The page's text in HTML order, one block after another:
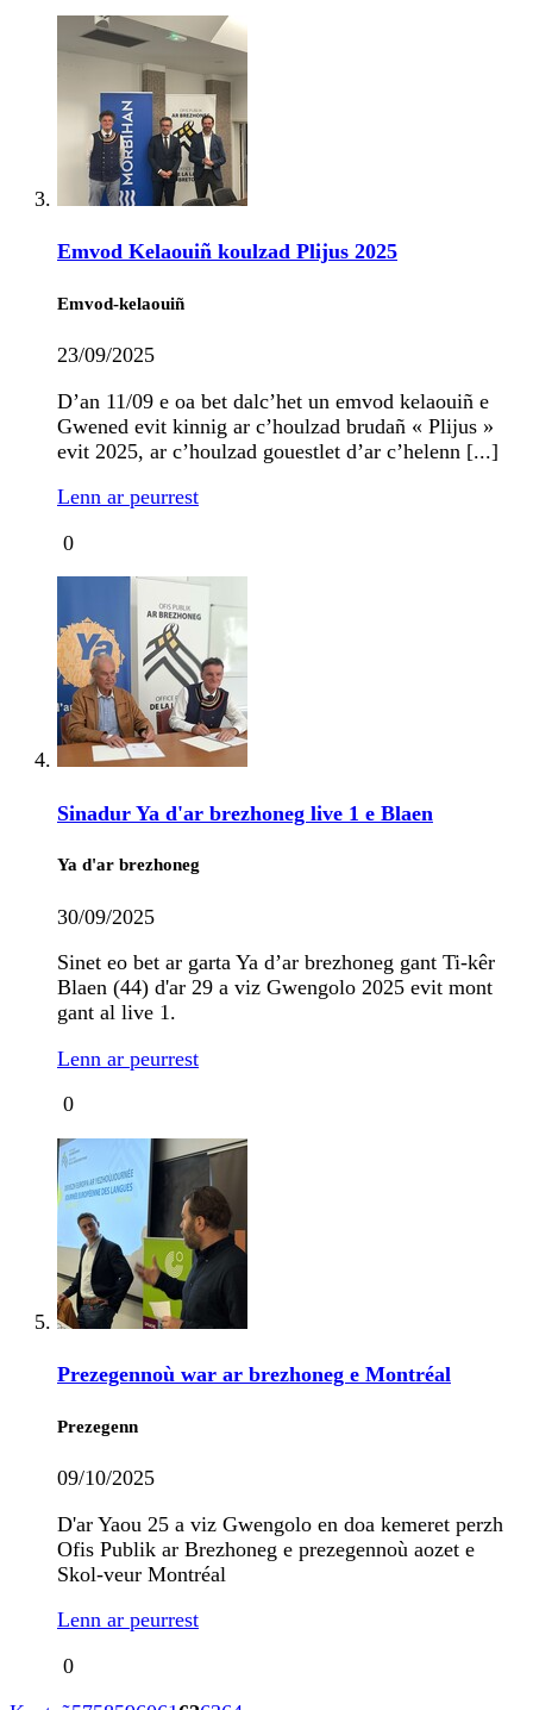
Emvod Kelaouiñ koulzad Plijus 2025
Emvod-kelaouiñ
23/09/2025
D’an 11/09 e oa bet dalc’het un emvod kelaouiñ e
Gwened evit kinnig ar c’houlzad brudañ « Plijus »
evit 2025, ar c’houlzad gouestlet d’ar c’helenn [...]
Lenn ar peurrest
0
Sinadur Ya d'ar brezhoneg live 1 e Blaen
Ya d'ar brezhoneg
30/09/2025
Sinet eo bet ar garta Ya d’ar brezhoneg gant Ti-kêr
Blaen (44) d'ar 29 a viz Gwengolo 2025 evit mont
gant al live 1.
Lenn ar peurrest
0
Prezegennoù war ar brezhoneg e Montréal
Prezegenn
09/10/2025
D'ar Yaou 25 a viz Gwengolo en doa kemeret perzh
Ofis Publik ar Brezhoneg e prezegennoù aozet e
Skol-veur Montréal
Lenn ar peurrest
0